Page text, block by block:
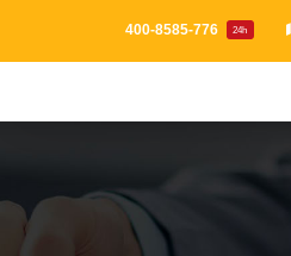
400-8585-776 24h